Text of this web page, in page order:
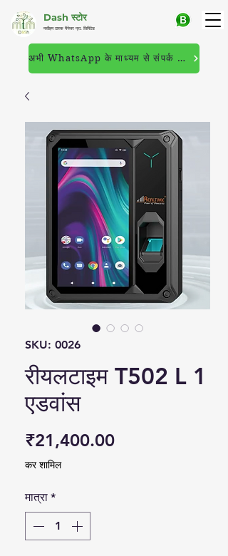
Dash स्टोर
मसीहम टास्क मैनेजर प्रा. लिमिटेड
अभी WhatsApp के माध्यम से संपर्क करें
SKU: 0026
रीयलटाइम T502 L 1
एडवांस
₹21,400.00मूल्य
कर शामिल
मात्रा *